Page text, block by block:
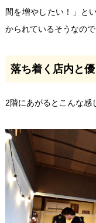
間を増やしたい！」と
かられているそうなの
落ち着く店内と
2階にあがるとこんな感